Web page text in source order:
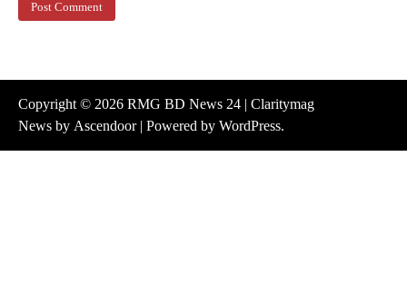
Copyright © 2026 RMG BD News 24 | Claritymag
News by Ascendoor| Powered by WordPress.